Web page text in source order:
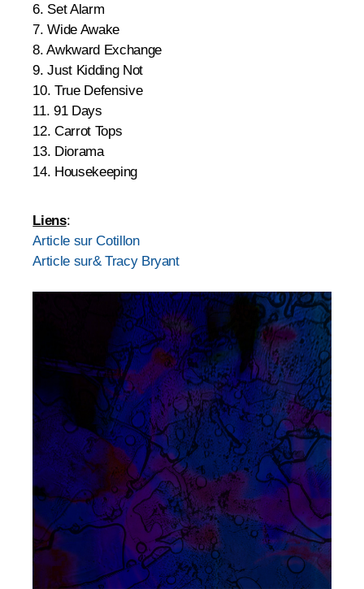
6. Set Alarm
7. Wide Awake
8. Awkward Exchange
9. Just Kidding Not
10. True Defensive
11. 91 Days
12. Carrot Tops
13. Diorama
14. Housekeeping
Liens:
Article sur Cotillon
Article sur& Tracy Bryant